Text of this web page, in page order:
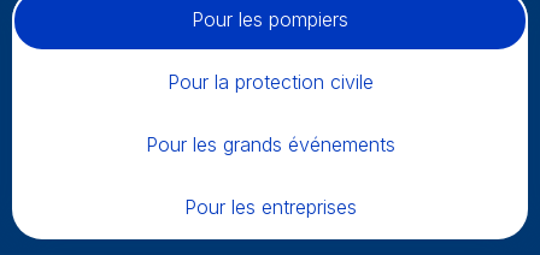
Pour les pompiers
Pour la protection civile
Pour les grands événements
Pour les entreprises